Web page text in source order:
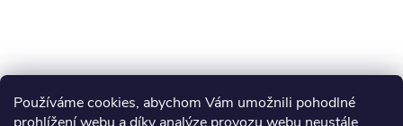
Používáme cookies, abychom Vám umožnili pohodlné